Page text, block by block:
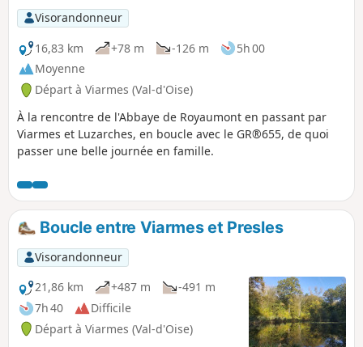
Visorandonneur
16,83 km
+78 m -126 m
5h 00
Moyenne
Départ à Viarmes (Val-d'Oise)
À la rencontre de l'Abbaye de Royaumont en passant par
Viarmes et Luzarches, en boucle avec le GR®655, de quoi
passer une belle journée en famille.
Boucle entre Viarmes et Presles
Visorandonneur
21,86 km
+487 m
-491 m
7h 40
Difficile
Départ à Viarmes (Val-d'Oise)